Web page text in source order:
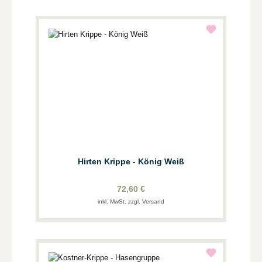
Hirten Krippe - König Weiß
72,60 €
inkl. MwSt. zzgl. Versand